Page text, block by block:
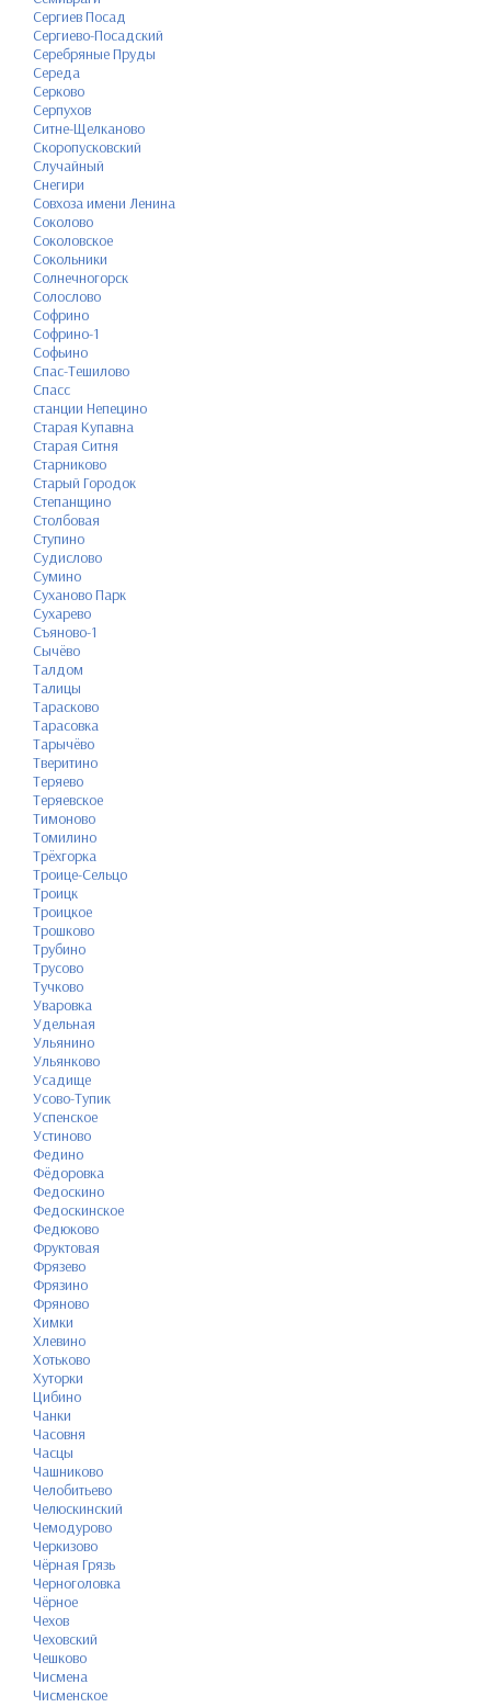
Сергиев Посад
Сергиево-Посадский
Серебряные Пруды
Середа
Серково
Серпухов
Ситне-Щелканово
Скоропусковский
Случайный
Снегири
Совхоза имени Ленина
Соколово
Соколовское
Сокольники
Солнечногорск
Солослово
Софрино
Софрино-1
Софьино
Спас-Тешилово
Спасс
станции Непецино
Старая Купавна
Старая Ситня
Старниково
Старый Городок
Степанщино
Столбовая
Ступино
Судислово
Сумино
Суханово Парк
Сухарево
Съяново-1
Сычёво
Талдом
Талицы
Тарасково
Тарасовка
Тарычёво
Тверитино
Теряево
Теряевское
Тимоново
Томилино
Трёхгорка
Троице-Сельцо
Троицк
Троицкое
Трошково
Трубино
Трусово
Тучково
Уваровка
Удельная
Ульянино
Ульянково
Усадище
Усово-Тупик
Успенское
Устиново
Федино
Фёдоровка
Федоскино
Федоскинское
Федюково
Фруктовая
Фрязево
Фрязино
Фряново
Химки
Хлевино
Хотьково
Хуторки
Цибино
Чанки
Часовня
Часцы
Чашниково
Челобитьево
Челюскинский
Чемодурово
Черкизово
Чёрная Грязь
Черноголовка
Чёрное
Чехов
Чеховский
Чешково
Чисмена
Чисменское